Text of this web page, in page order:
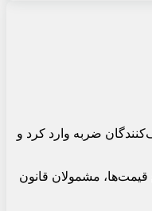
ضربه وارد کرد و
اعمال کردند که شامل فرایند محاسبه و ابلاغ قیمت‌ها، مشمولان قانون